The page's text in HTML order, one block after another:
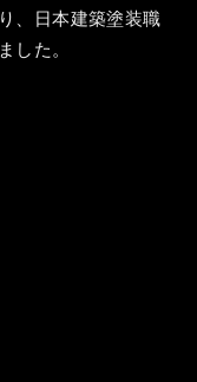
、日本建築塗装職
した。